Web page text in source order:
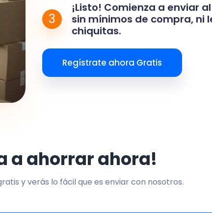
3
¡Listo! Comienza a enviar
sin mínimos de compra, ni
chiquitas.
Regístrate ahora Gratis
a ahorrar ahora!
y verás lo fácil que es enviar con nosotros.